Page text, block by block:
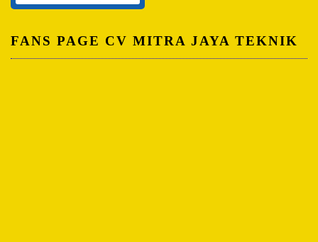
FANS PAGE CV MITRA JAYA TEKNIK